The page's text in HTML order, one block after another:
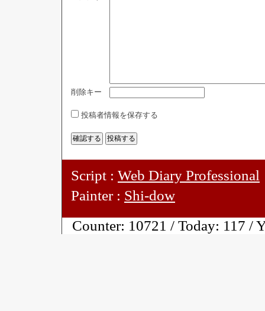
削除キー
投稿者情報を保存する
Script : Web Diary Professional
Painter : Shi-dow
Counter: 10721 / Today: 117 /